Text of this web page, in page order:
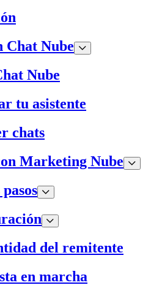
Chat Nube
Nube
tu asistente
chats
Marketing Nube
del remitente
en marcha